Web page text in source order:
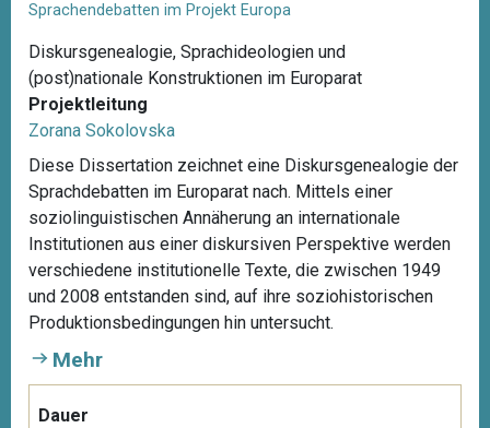
Sprachendebatten im Projekt Europa
Diskursgenealogie, Sprachideologien und
(post)nationale Konstruktionen im Europarat
Projektleitung
Zorana Sokolovska
Diese Dissertation zeichnet eine Diskursgenealogie der
Sprachdebatten im Europarat nach. Mittels einer
soziolinguistischen Annäherung an internationale
Institutionen aus einer diskursiven Perspektive werden
verschiedene institutionelle Texte, die zwischen 1949
und 2008 entstanden sind, auf ihre soziohistorischen
Produktionsbedingungen hin untersucht.
Mehr
Dauer